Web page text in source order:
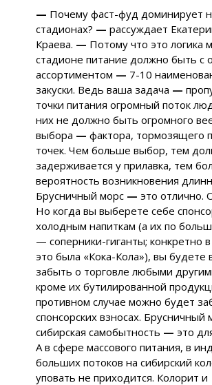
— Почему фаст-фуд доминирует
стадионах? —рассуждает
Краева. — Потому что это логика
стадионе питание должно быть с
ассортиментом — 7-10
закуски. Ведь ваша задача —
точки питания огромный поток
них не должно быть огромного
выбора — фактора, тормозящего
точек. Чем больше выбор, тем
задерживается у прилавка, тем
вероятность возникновения
Брусничный морс —это отлично.
Но когда вы выберете себе
холодным напиткам (а их по
— соперники-гиганты; конкретно
это была «Кока-Кола»), вы
забыть о торговле любыми
кроме их бутилированной
противном случае можно будет
спонсорских взносах. Брусничный
сибирская самобытность —это
А в сфере массового питания, в
больших потоков на сибирский
уповать не приходится. Колорит и